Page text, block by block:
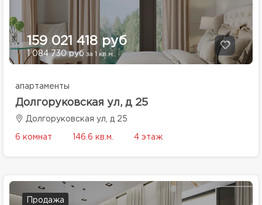
159 021 418 руб
1 084 730 руб за 1 кв.м.
апартаменты
Долгоруковская ул, д 25
Долгоруковская ул, д 25
6 комнат 146.6 кв.м. 4 этаж
Продажа